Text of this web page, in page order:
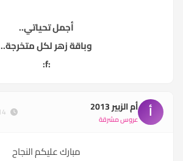
أجمل تحياتي..
وباقة زهر لكل متخرجة..
:f:
أ أم الزبير 2013
عروس مشرقة
مبارك عليكم النجاح